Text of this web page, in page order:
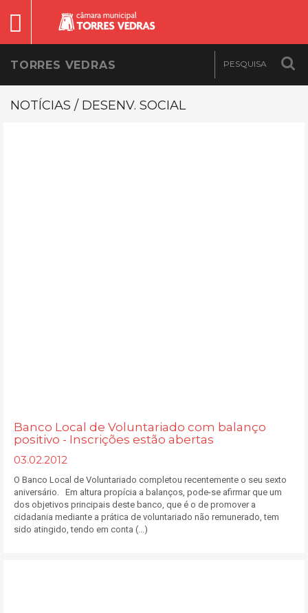
TORRES VEDRAS
NOTÍCIAS / DESENV. SOCIAL
Banco Local de Voluntariado com balanço
positivo - Inscrições estão abertas
03.02.2012
O Banco Local de Voluntariado completou recentemente o seu sexto
aniversário. Em altura propícia a balanços, pode-se afirmar que um
dos objetivos principais deste banco, que é o de promover a
cidadania mediante a prática de voluntariado não remunerado, tem
sido atingido, tendo em conta (...)